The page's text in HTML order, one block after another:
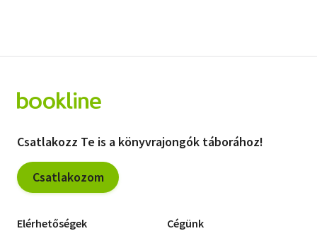
Csatlakozz Te is a könyvrajongók táborához!
Csatlakozom
Elérhetőségek Cégünk